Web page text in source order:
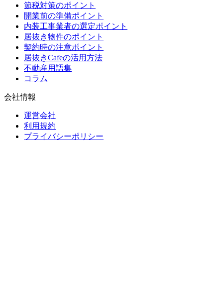
節税対策のポイント
開業前の準備ポイント
内装工事業者の選定ポイント
居抜き物件のポイント
契約時の注意ポイント
居抜きCafeの活用方法
不動産用語集
コラム
会社情報
運営会社
利用規約
プライバシーポリシー